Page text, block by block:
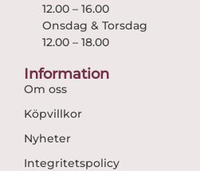
12.00 – 16.00
Onsdag & Torsdag
12.00 – 18.00
Information
Om oss
Köpvillkor
Nyheter
Integritetspolicy